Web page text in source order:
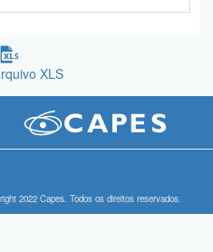
XLS
2022 Capes. Todos os direitos reservados.